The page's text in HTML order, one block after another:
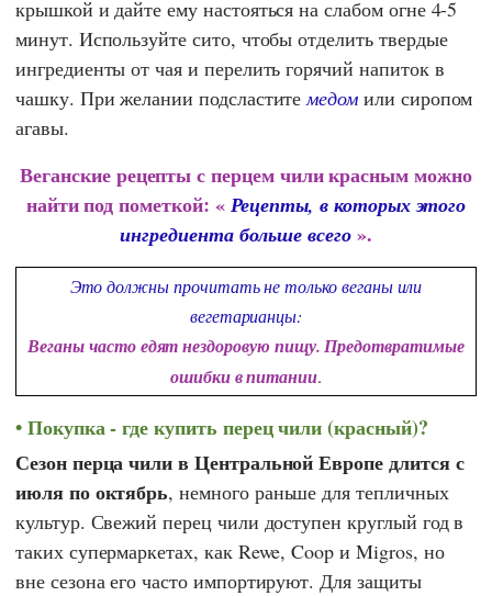
крышкой и дайте ему настояться на слабом огне 4-5
минут. Используйте сито, чтобы отделить твердые
ингредиенты от чая и перелить горячий напиток в
чашку. При желании подсластите медом или сиропом
агавы.
Веганские рецепты с перцем чили красным можно
найти под пометкой: « Рецепты, в которых этого
ингредиента больше всего».
Это должны прочитать не только веганы или
вегетарианцы:
Веганы часто едят нездоровую пищу. Предотвратимые
ошибки в питании.
Покупка - где купить перец чили (красный)?
Сезон перца чили в Центральной Европе длится с
июля по октябрь, немного раньше для тепличных
культур. Свежий перец чили доступен круглый год в
таких супермаркетах, как Rewe,Coop и Migros, но
вне сезона его часто импортируют. Для защиты